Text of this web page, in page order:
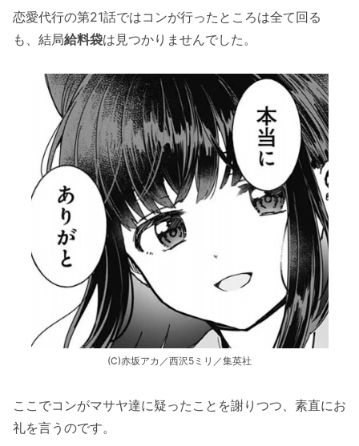
恋愛代行の第21話ではコンが行ったところは全て回る
も、結局給料袋は見つかりませんでした。
(C)赤坂アカ／西沢5ミリ／集英社
ここでコンがマサヤ達に疑ったことを謝りつつ、素直にお
礼を言うのです。